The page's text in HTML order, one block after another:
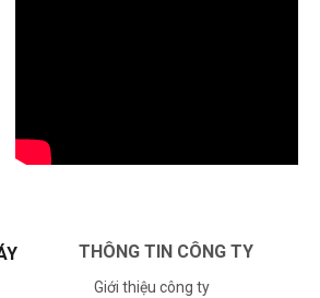
THÔNG TIN CÔNG TY
Giới thiệu công ty